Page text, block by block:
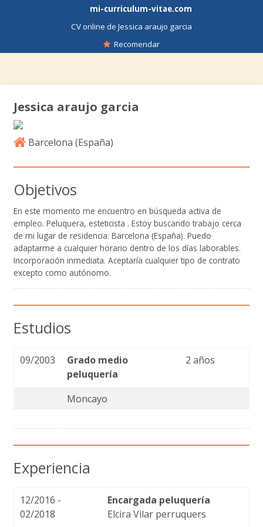
mi-curriculum-vitae.com
CV online de Jessica araujo garcia
Recomendar
Jessica araujo garcia
Barcelona (España)
Objetivos
En este momento me encuentro en búsqueda activa de
empleo. Peluquera, esteticista . Estoy buscando trabajo cerca
de mi lugar de residencia: Barcelona (España). Puedo
adaptarme a cualquier horario dentro de los días laborables.
Incorporación inmediata. Aceptaría cualquier tipo de contrato
excepto como autónomo.
Estudios
09/2003
Grado medio
peluquería
2 años
Moncayo
Experiencia
12/2016 -
02/2018
Encargada peluquería
Elcira Vilar perruquers